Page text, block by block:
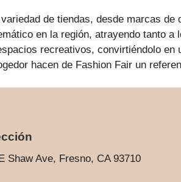
de tiendas, desde marcas
en la región, atrayendo tanto
recreativos, convirtiéndolo
hacen de Fashion Fair un
Shaw Ave, Fresno, CA 93710